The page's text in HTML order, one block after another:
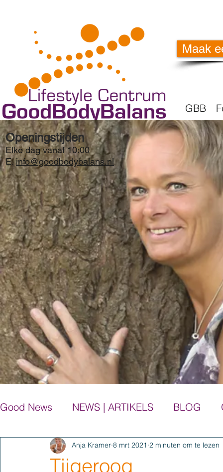
Maak
GBB
Good News NEWS | ARTIKELS BLOG
Tijgeroog
Anja Kramer 8 mrt 2021 2 minuten om te lezen
Openingstijden
Elke dag vanaf 10:00
E.info@goodbodybalans.nl